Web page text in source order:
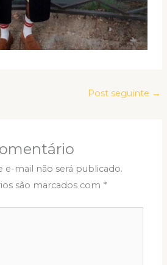
Post seguinte →
e-mail não será publicado.
são marcados com *